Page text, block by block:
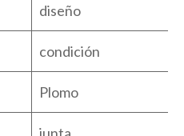
diseño
condición
Plomo
junta